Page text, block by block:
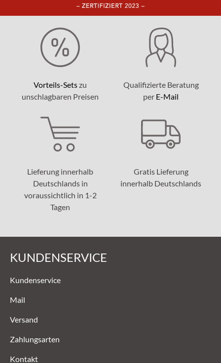
Vorteils-Setszu
unschlagbaren Preisen
Qualifizierte Beratung
per E-Mail
Lieferung innerhalb
Deutschlands in
voraussichtlich in 1-2
Tagen
Gratis Lieferung
innerhalb Deutschlands
KUNDENSERVICE
Kundenservice
Mail
Versand
Zahlungsarten
Kontakt